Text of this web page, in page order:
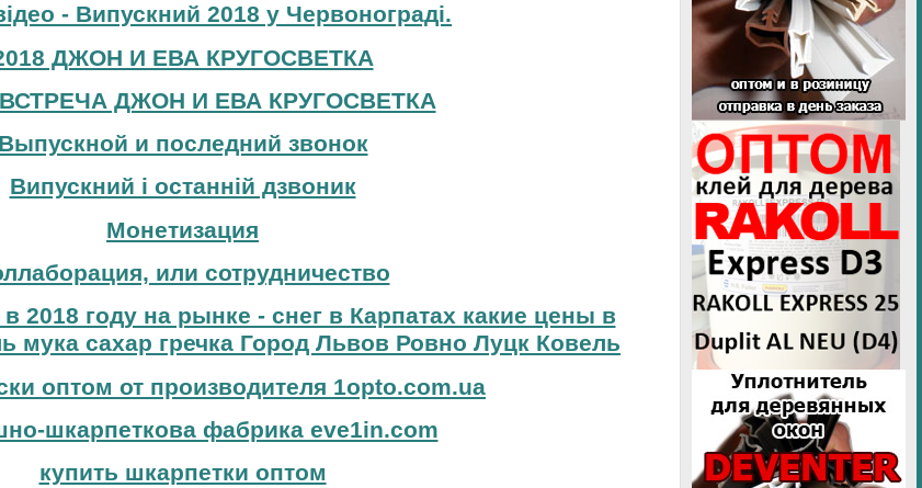
- Випускний 2018 у Червонограді.
ДЖОН И ЕВА КРУГОСВЕТКА
ДЖОН И ЕВА КРУГОСВЕТКА
Выпускной и последний звонок
Випускний і останній дзвоник
Монетизация
или сотрудничество
2018 году на рынке - снег в Карпатах какие цены в
мука сахар гречка Город Львов Ровно Луцк Ковель
оптом от производителя 1opto.com.ua
шкарпеткова фабрика eve1in.com
купить шкарпетки оптом